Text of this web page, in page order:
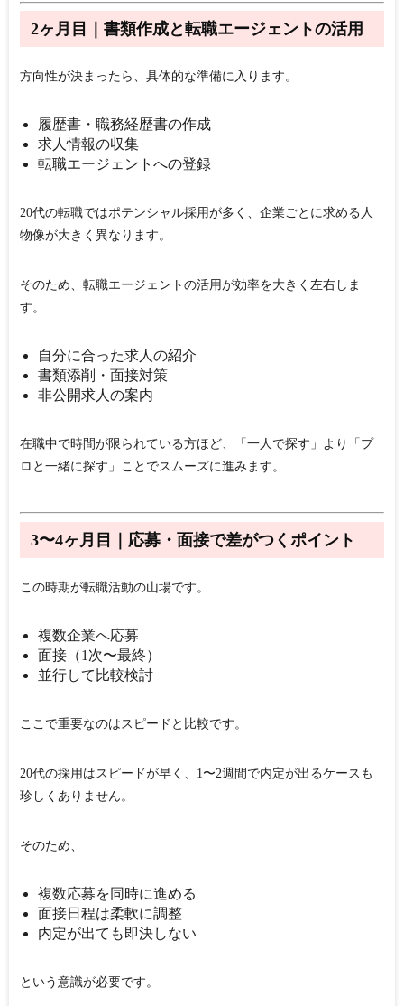
2ヶ月目｜書類作成と転職エージェントの活用
方向性が決まったら、具体的な準備に入ります。
履歴書・職務経歴書の作成
求人情報の収集
転職エージェントへの登録
20代の転職ではポテンシャル採用が多く、企業ごとに求める人
物像が大きく異なります。
そのため、 転職エージェントの活用が効率を大きく左右しま
す。
自分に合った求人の紹介
書類添削・面接対策
非公開求人の案内
在職中で時間が限られている方ほど、「一人で探す」より「プ
ロと一緒に探す」ことでスムーズに進みます。
3〜4ヶ月目｜応募・面接で差がつくポイント
この時期が転職活動の山場です。
複数企業へ応募
面接（1次〜最終）
並行して比較検討
ここで重要なのは スピードと比較です。
20代の採用はスピードが早く、1〜2週間で内定が出るケースも
珍しくありません。
そのため、
複数応募を同時に進める
面接日程は柔軟に調整
内定が出ても即決しない
という意識が必要です。